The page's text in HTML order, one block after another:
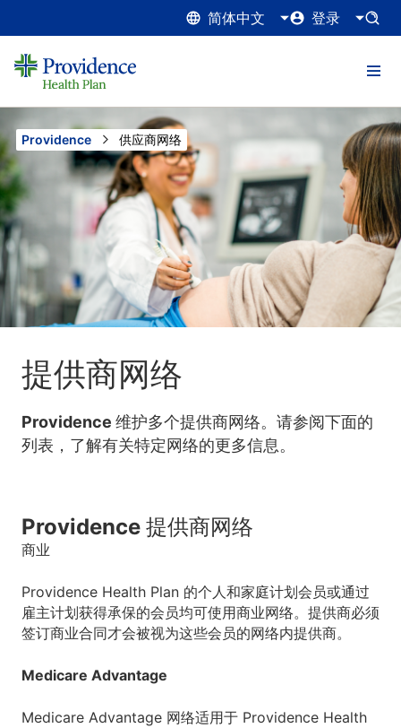
简体中文 登录
Providence Current:
供应商网络
提供商网络
Providence 维护多个提供商网络。请参阅下面的
列表，了解有关特定网络的更多信息。
Providence 提供商网络
商业
Providence Health Plan 的个人和家庭计划会员或通过
雇主计划获得承保的会员均可使用商业网络。提供商必须
签订商业合同才会被视为这些会员的网络内提供商。
Medicare Advantage
Medicare Advantage 网络适用于 Providence Health